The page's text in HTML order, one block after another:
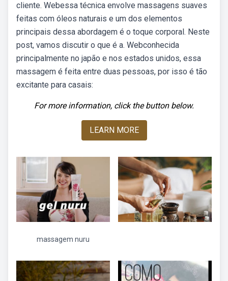
cliente. Webessa técnica envolve massagens suaves
feitas com óleos naturais e um dos elementos
principais dessa abordagem é o toque corporal. Neste
post, vamos discutir o que é a. Webconhecida
principalmente no japão e nos estados unidos, essa
massagem é feita entre duas pessoas, por isso é tão
excitante para casais:
For more information, click the button below.
LEARN MORE
massagem nuru